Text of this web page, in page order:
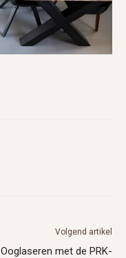
Volgend artikel
Ooglaseren met de PRK-